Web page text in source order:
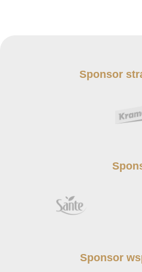
Sponsor
Sponsor